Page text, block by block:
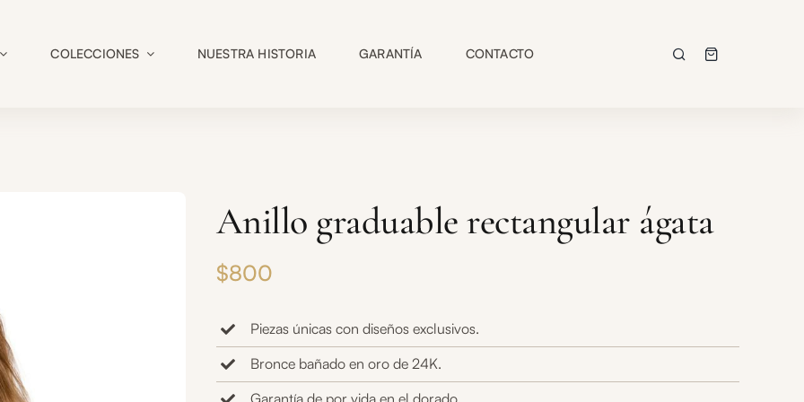
COLECCIONES NUESTRA HISTORIA GARANTÍA CONTACTO
Anillo graduable rectangular ágata
$800
Piezas únicas con diseños exclusivos.
Bronce bañado en oro de 24K.